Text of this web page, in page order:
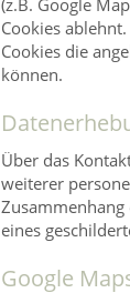
(z.B. Google
Cookies
Cookies die
können.
Über das
weiterer
eines
Google